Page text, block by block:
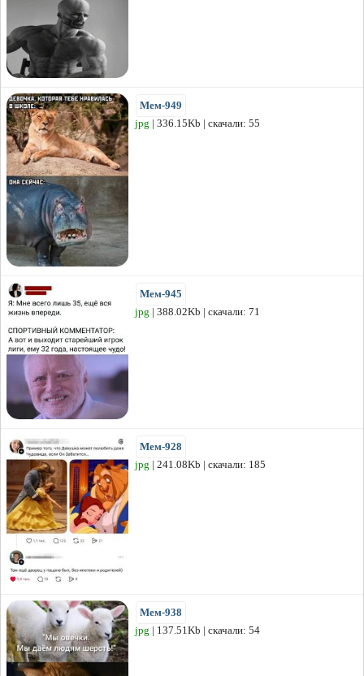
Мем-949
jpg | 336.15Kb | скачали: 55
Мем-945
jpg | 388.02Kb | скачали: 71
Мем-928
jpg | 241.08Kb | скачали: 185
Мем-938
jpg | 137.51Kb | скачали: 54